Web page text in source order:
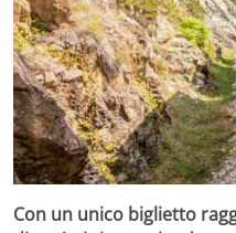
Con un unico biglietto